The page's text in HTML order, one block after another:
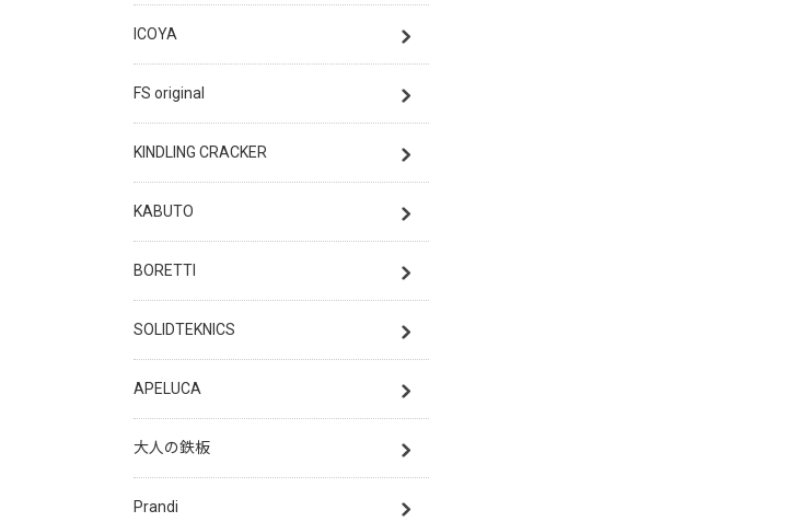
ICOYA
FS original
KINDLING CRACKER
KABUTO
BORETTI
SOLIDTEKNICS
APELUCA
大人の鉄板
Prandi